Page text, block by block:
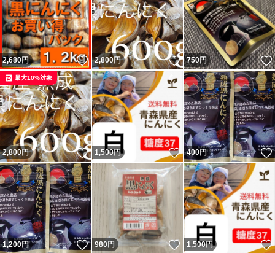
2,680円 いいね！
2,800円 いいね！
750円
2,800円 いいね！
最大10%対象
1,500円 いいね！
400円
1,200円 いいね！
980円 いいね！
1,500円